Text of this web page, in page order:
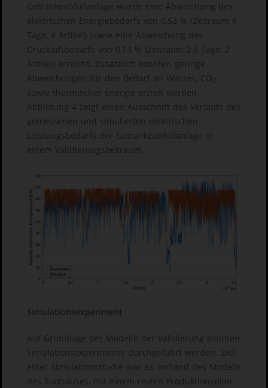
Getränkeabfüllanlage wurde eine Abweichung des
elektrischen Energiebedarfs von 0,52 % (Zeitraum 8
Tage, 4 Artikel) sowie eine Abweichung des
Druckluftbedarfs von 0,14 % (Zeitraum 2,6 Tage, 2
Artikel) erreicht. Zusätzlich konnten geringe
Abweichungen für den Bedarf an Wasser, CO
sowie thermischer Energie erzielt werden.
Abbildung 4 zeigt einen Ausschnitt des Verlaufs des
gemessenen und simulierten elektrischen
Leistungsbedarfs der Getränkeabfüllanlage in
einem Validierungszeitraum.
Simulationsexperiment
Auf Grundlage der Modelle der Validierung konnten
Simulationsexperimente durchgeführt werden. Ziel
einer Simulationsstudie war es, anhand des Modells
des Sudhauses, mit einem realen Produktionsplan